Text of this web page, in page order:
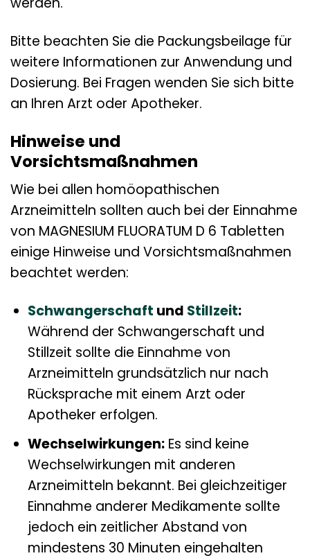
Bitte beachten Sie die Packungsbeilage für
weitere Informationen zur Anwendung und
Dosierung. Bei Fragen wenden Sie sich bitte
an Ihren Arzt oder Apotheker.
Hinweise und
Vorsichtsmaßnahmen
Wie bei allen homöopathischen
Arzneimitteln sollten auch bei der Einnahme
von MAGNESIUM FLUORATUM D 6 Tabletten
einige Hinweise und Vorsichtsmaßnahmen
beachtet werden:
Schwangerschaft und Stillzeit:
Während der Schwangerschaft und
Stillzeit sollte die Einnahme von
Arzneimitteln grundsätzlich nur nach
Rücksprache mit einem Arzt oder
Apotheker erfolgen.
Wechselwirkungen:Es sind keine
Wechselwirkungen mit anderen
Arzneimitteln bekannt. Bei gleichzeitiger
Einnahme anderer Medikamente sollte
jedoch ein zeitlicher Abstand von
mindestens 30 Minuten eingehalten